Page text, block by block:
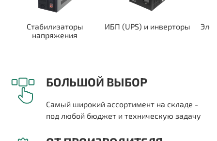
Стабилизаторы
напряжения
ИБП (UPS) и инверторы
БОЛЬШОЙ ВЫБОР
Самый широкий ассортимент на складе -
под любой бюджет и техническую задачу